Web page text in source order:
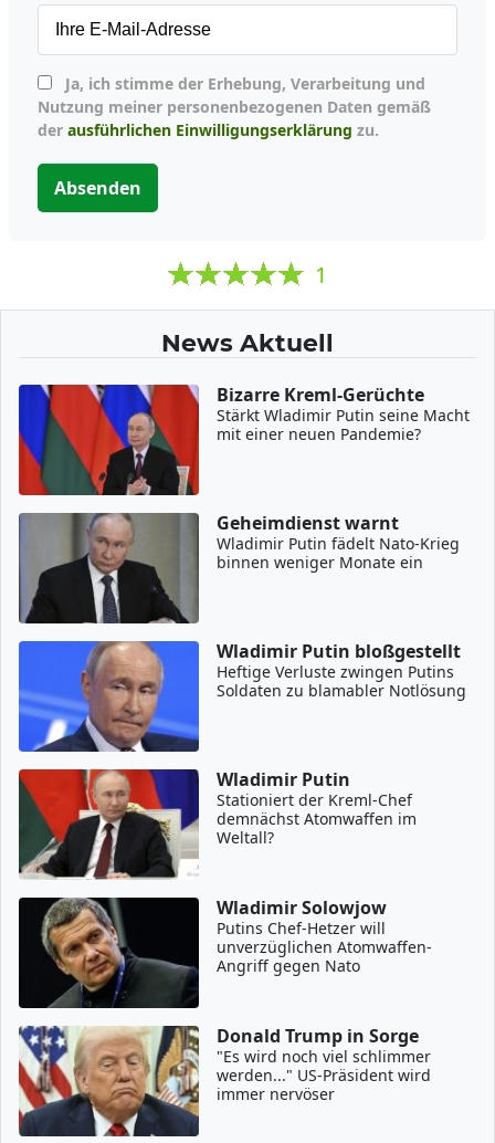
Nutzung meiner personenbezogenen Daten gemäß
der ausführlichen Einwilligungserklärung zu.
Absenden
1
News Aktuell
Bizarre Kreml-Gerüchte
Stärkt Wladimir Putin seine Macht
mit einer neuen Pandemie?
Geheimdienst warnt
Wladimir Putin fädelt Nato-Krieg
binnen weniger Monate ein
Wladimir Putin bloßgestellt
Heftige Verluste zwingen Putins
Soldaten zu blamabler Notlösung
Wladimir Putin
Stationiert der Kreml-Chef
demnächst Atomwaffen im
Weltall?
Wladimir Solowjow
Putins Chef-Hetzer will
unverzüglichen Atomwaffen-
Angriff gegen Nato
Donald Trump in Sorge
"Es wird noch viel schlimmer
werden..." US-Präsident wird
immer nervöser